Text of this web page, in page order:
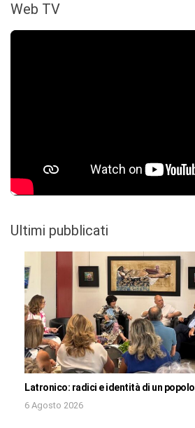
Web TV
Ultimi pubblicati
Latronico: radici e identità di un popolo
6 Agosto 2026